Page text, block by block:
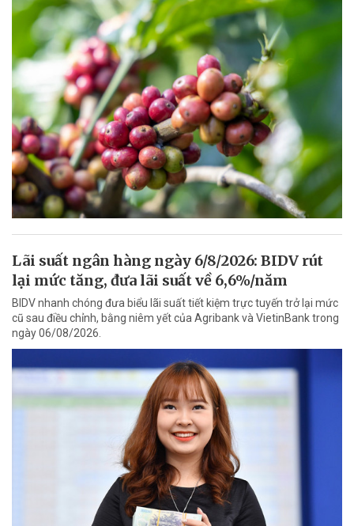
Lãi suất ngân hàng ngày 6/8/2026: BIDV rút
lại mức tăng, đưa lãi suất về 6,6%/năm
BIDV nhanh chóng đưa biểu lãi suất tiết kiệm trực tuyến trở lại mức
cũ sau điều chỉnh, bằng niêm yết của Agribank và VietinBank trong
ngày 06/08/2026.